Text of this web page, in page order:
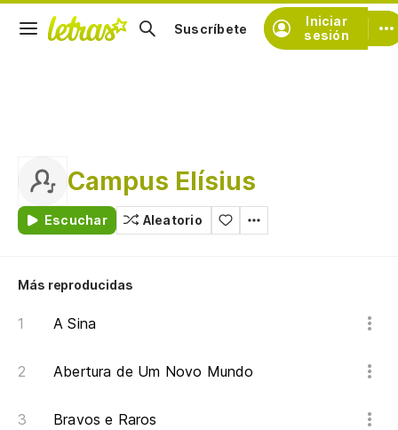
Iniciar
sesión
Suscríbete
Campus Elísius
Escuchar Aleatorio
Más reproducidas
A Sina
Abertura de Um Novo Mundo
Bravos e Raros